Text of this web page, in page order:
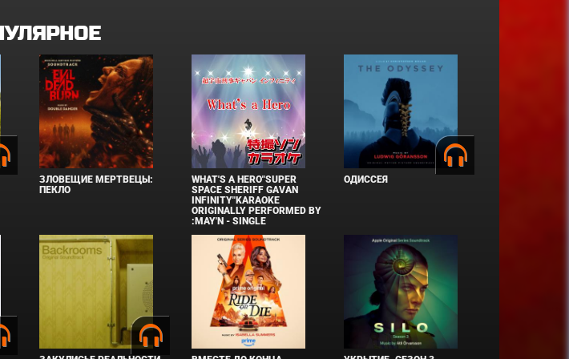
ЗЛОВЕЩИЕ МЕРТВЕЦЫ:
ПЕКЛО
WHAT'S A HERO"SUPER
SPACE SHERIFF GAVAN
INFINITY"KARAOKE
ORIGINALLY PERFORMED BY
:MAY'N - SINGLE
ОДИССЕЯ